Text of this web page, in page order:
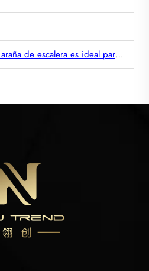
escalera es ideal para causar impacto visual